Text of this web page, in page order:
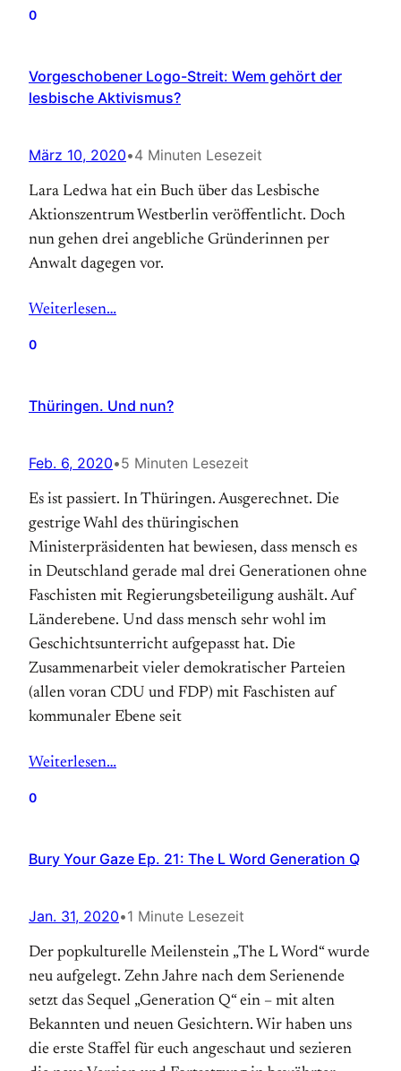
0
Vorgeschobener Logo-Streit: Wem gehört der
lesbische Aktivismus?
März 10, 2020•4 Minuten Lesezeit
Lara Ledwa hat ein Buch über das Lesbische
Aktionszentrum Westberlin veröffentlicht. Doch
nun gehen drei angebliche Gründerinnen per
Anwalt dagegen vor.
Weiterlesen…
0
Thüringen. Und nun?
Feb. 6, 2020•5 Minuten Lesezeit
Es ist passiert. In Thüringen. Ausgerechnet. Die
gestrige Wahl des thüringischen
Ministerpräsidenten hat bewiesen, dass mensch es
in Deutschland gerade mal drei Generationen ohne
Faschisten mit Regierungsbeteiligung aushält. Auf
Länderebene. Und dass mensch sehr wohl im
Geschichtsunterricht aufgepasst hat. Die
Zusammenarbeit vieler demokratischer Parteien
(allen voran CDU und FDP) mit Faschisten auf
kommunaler Ebene seit
Weiterlesen…
0
Bury Your Gaze Ep. 21: The L Word Generation Q
Jan. 31, 2020•1 Minute Lesezeit
Der popkulturelle Meilenstein „The L Word“ wurde
neu aufgelegt. Zehn Jahre nach dem Serienende
setzt das Sequel „Generation Q“ ein – mit alten
Bekannten und neuen Gesichtern. Wir haben uns
die erste Staffel für euch angeschaut und sezieren